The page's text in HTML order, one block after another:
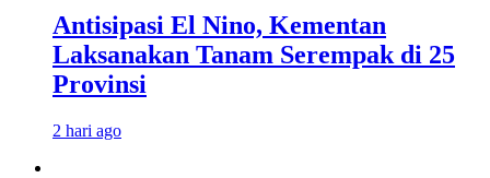
Antisipasi El Nino, Kementan
Laksanakan Tanam Serempak di 25
Provinsi
2 hari ago